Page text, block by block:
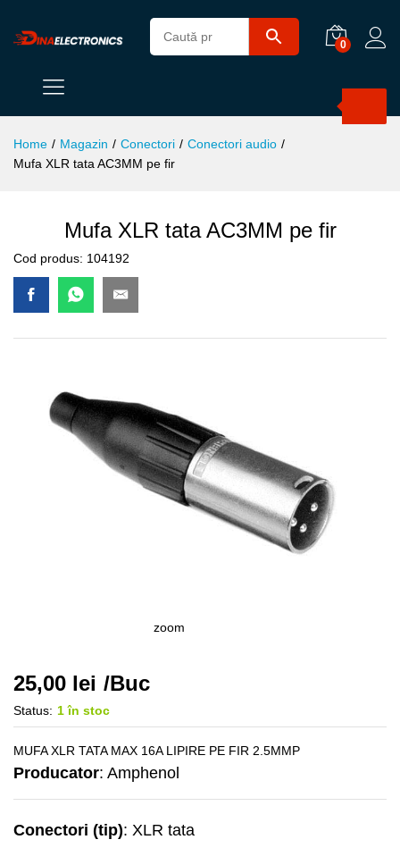
0
Home / Magazin / Conectori / Conectori audio /
Mufa XLR tata AC3MM pe fir
Mufa XLR tata AC3MM pe fir
Cod produs: 104192
zoom
25,00 lei /Buc
Status: 1 în stoc
MUFA XLR TATA MAX 16A LIPIRE PE FIR 2.5MMP
Producator: Amphenol
Conectori (tip): XLR tata